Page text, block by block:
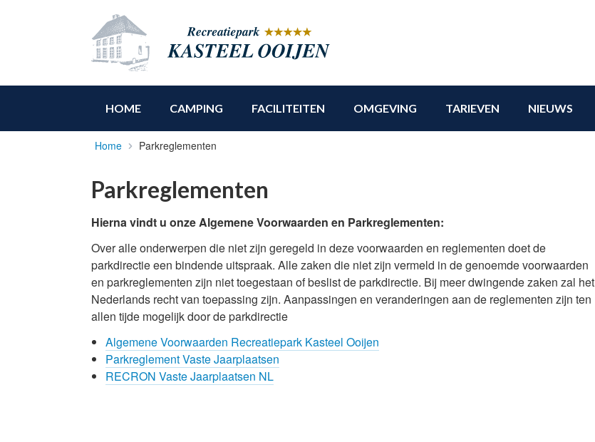
HOME CAMPING FACILITEITEN OMGEVING TARIEVEN NIEUWS
Home Parkreglementen
Parkreglementen
Hierna vindt u onze Algemene Voorwaarden en Parkreglementen:
Over alle onderwerpen die niet zijn geregeld in deze voorwaarden en reglementen doet de
parkdirectie een bindende uitspraak. Alle zaken die niet zijn vermeld in de genoemde voorwaarden
en parkreglementen zijn niet toegestaan of beslist de parkdirectie. Bij meer dwingende zaken zal het
Nederlands recht van toepassing zijn. Aanpassingen en veranderingen aan de reglementen zijn ten
allen tijde mogelijk door de parkdirectie
Algemene Voorwaarden Recreatiepark Kasteel Ooijen
Parkreglement Vaste Jaarplaatsen
RECRON Vaste Jaarplaatsen NL